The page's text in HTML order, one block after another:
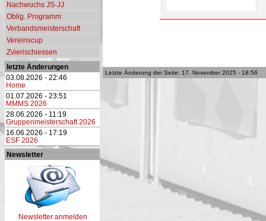
Nachwuchs JS-JJ
Oblig. Programm
Verbandsmeisterschaft
Vereinscup
Zvierischiessen
letzte Änderungen
03.08.2026 - 22:46
Home
01.07.2026 - 23:51
MMMS 2026
28.06.2026 - 11:19
Gruppenmeisterschaft 2026
16.06.2026 - 17:19
ESF 2026
Newsletter
Newsletter anmelden
Letzte Änderung der Seite: 17. November 2025 - 18:56